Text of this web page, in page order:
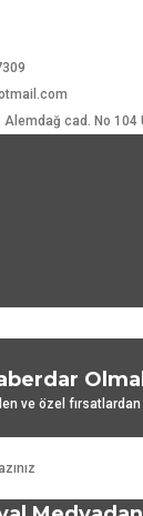
cad. No 104
ve özel